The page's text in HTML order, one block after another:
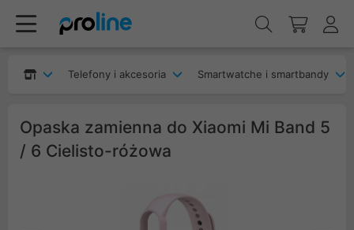
Telefony i akcesoria Smartwatche i smartbandy
Opaska zamienna do Xiaomi Mi Band 5
/ 6 Cielisto-różowa